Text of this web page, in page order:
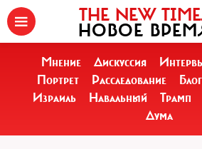
THE NEW
НОВОЕ
Мнение Дискуссия
Портрет
Расследование
Израиль
Навальный Трамп
Дума